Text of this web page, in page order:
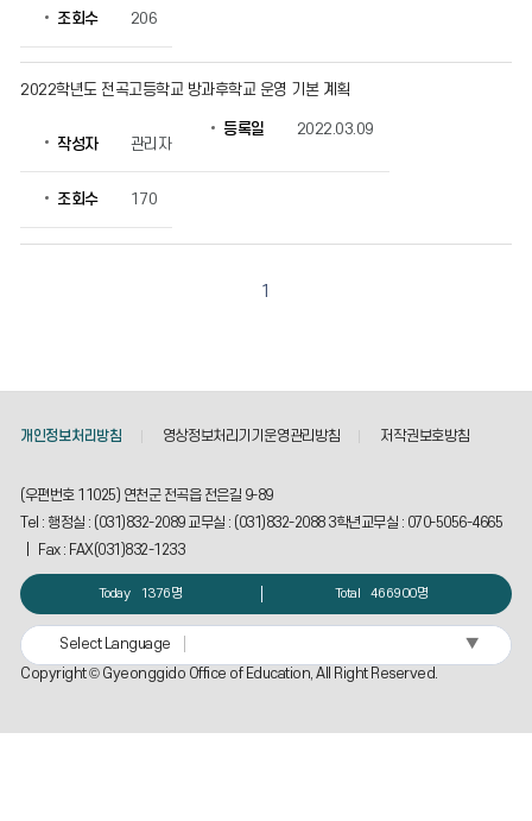
조회수 206
2022학년도 전곡고등학교 방과후학교 운영 기본 계획
작성자 관리자
등록일 2022.03.09
조회수 170
1
개인정보처리방침 영상정보처리기기운영관리방침 저작권보호방침
(우편번호 11025) 연천군 전곡읍 전은길 9-89
Tel : 행정실 : (031)832-2089 교무실 : (031)832-2088 3학년교무실 : 070-5056-4665
| Fax : FAX(031)832-1233
Today 1376명 Total 466900명
Select Language
▼
Copyright © Gyeonggido Office of Education, All Right Reserved.